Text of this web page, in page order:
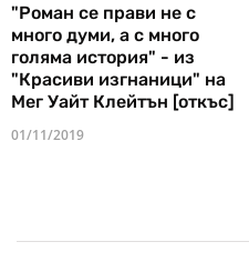
"Роман се прави не с
много думи, а с много
голяма история" - из
"Красиви изгнаници" на
Мег Уайт Клейтън [откъс]
01/11/2019